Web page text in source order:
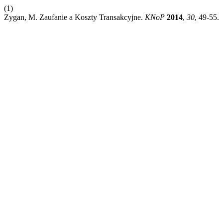
(1)
Zygan, M. Zaufanie a Koszty Transakcyjne. KNoP 2014, 30, 49-55.